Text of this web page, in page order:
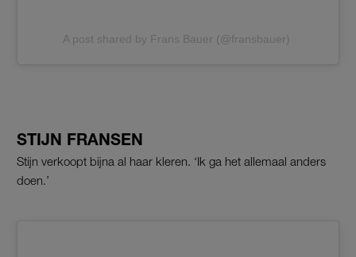
A post shared by Frans Bauer (@fransbauer)
STIJN FRANSEN
Stijn verkoopt bijna al haar kleren. ‘Ik ga het allemaal anders
doen.’